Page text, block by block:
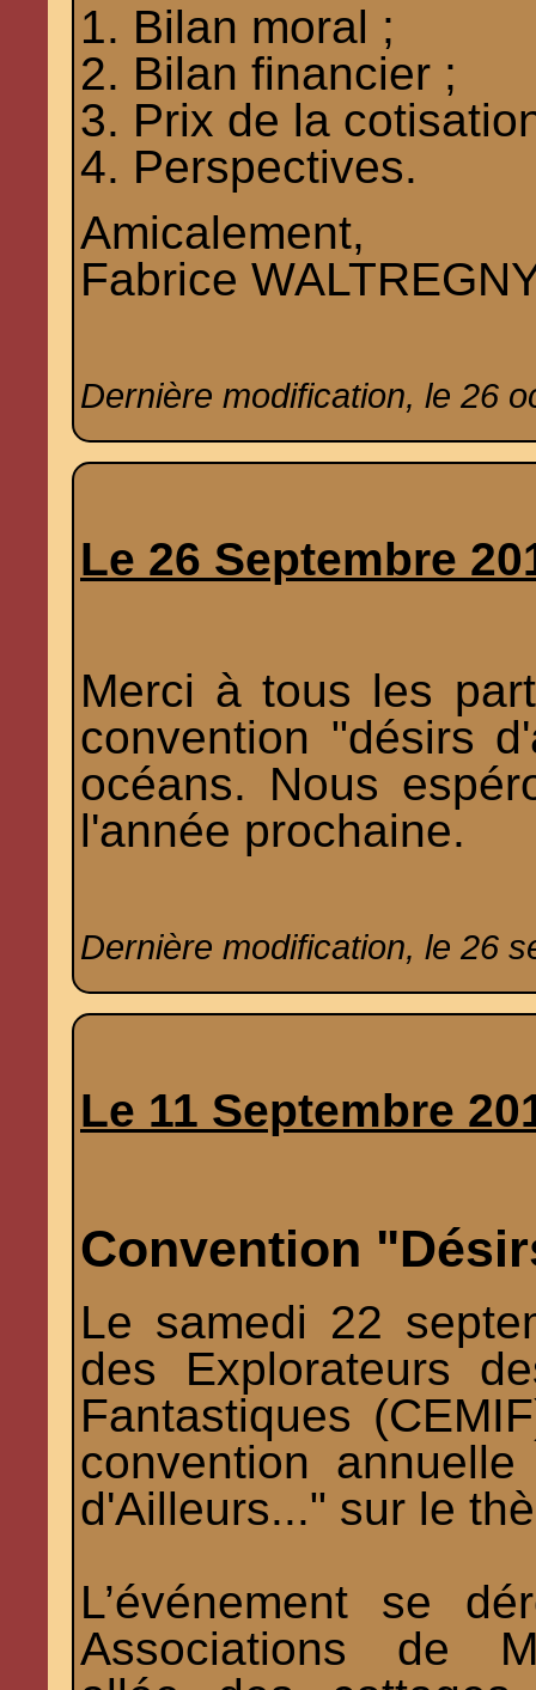
1. Bilan moral ;
2. Bilan financier ;
3. Prix de la
4. Perspectives.
Amicalement,
Fabrice
Dernière modification, le 26
Le 26 Septembre
Merci à tous les
convention "désirs
océans. Nous
l'année prochaine.
Dernière modification, le 26
Le 11 Septembre
Convention
Le samedi 22
des Explorateurs
Fantastiques
convention
d'Ailleurs..." sur le
L’événement se
Associations de